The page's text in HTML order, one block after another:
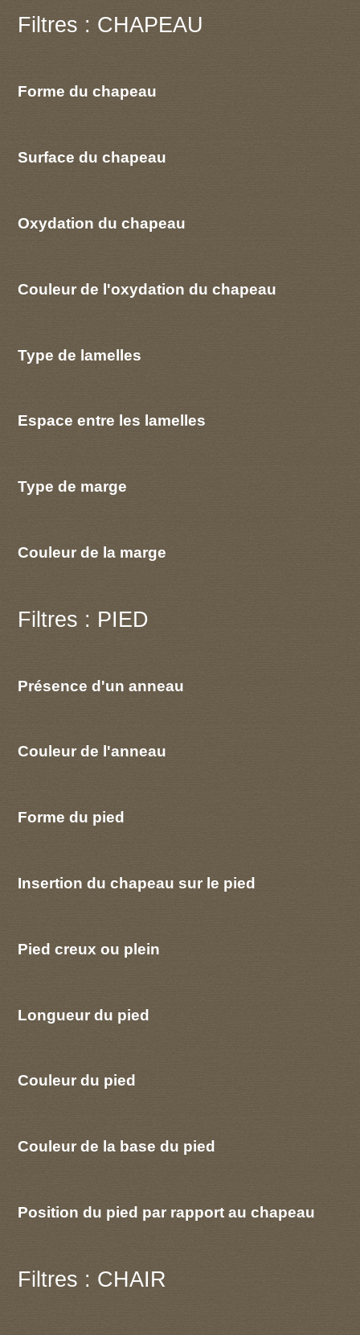
Filtres : CHAPEAU
Forme du chapeau
Surface du chapeau
Oxydation du chapeau
Couleur de l'oxydation du chapeau
Type de lamelles
Espace entre les lamelles
Type de marge
Couleur de la marge
Filtres : PIED
Présence d'un anneau
Couleur de l'anneau
Forme du pied
Insertion du chapeau sur le pied
Pied creux ou plein
Longueur du pied
Couleur du pied
Couleur de la base du pied
Position du pied par rapport au chapeau
Filtres : CHAIR